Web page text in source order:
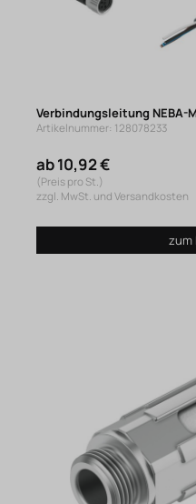
Verbindungsleitung NEBA-
Artikelnummer: 128078233
ab 10,92 €
(Preis pro St.)
zzgl. MwSt. und Versandkosten
zum